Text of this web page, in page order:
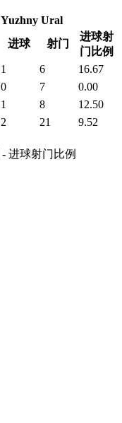
Yuzhny Ural
进球 射门
进球射
门比例
1 6
16.67
0 7
0.00
1 8
12.50
2 21
9.52
- 进球射门比例